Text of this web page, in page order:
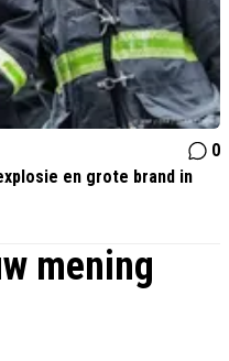
0
en grote brand in
mening